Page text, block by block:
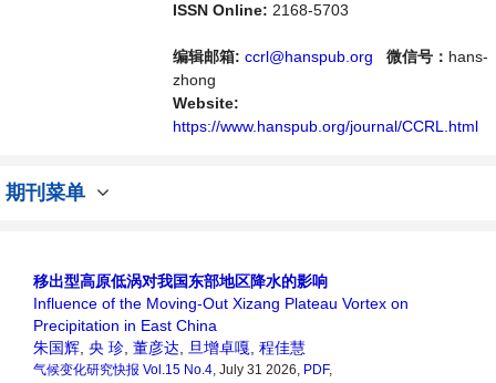
的科学家、学者、科研人员提供一个传播、分
的交流平台。
ISSN Online: 2168-5703
编辑邮箱: ccrl@hanspub.org 微信号： hans-
zhong
Website:
https://www.hanspub.org/journal/CCRL.html
期刊菜单
移出型高原低涡对我国东部地区降水的影响
Influence of the Moving-Out Xizang Plateau Vortex on
Precipitation in East China
朱国辉 央 珍 董彦达 旦增卓嘎 程佳慧
气候变化研究快报 Vol.15 No.4, July 31 2026, PDF,